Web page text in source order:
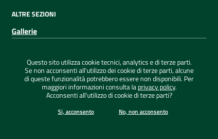
ALTRE SEZIONI
Gallerie
Sezione Link Utili
Credits | Mappa del sito | ConsulMedia
2026 Comune di Capoterra - Tutti i diritti riservati
Questo sito utilizza cookie tecnici, analytics e di terze parti.
Se non acconsenti all'utilizzo dei cookie di terze parti, alcune
di queste funzionalità potrebbero essere non disponibili. Per
maggiori informazioni consulta laprivacy policy.
Acconsenti all'utilizzo di cookie di terze parti?
Si, acconsento No, non acconsento